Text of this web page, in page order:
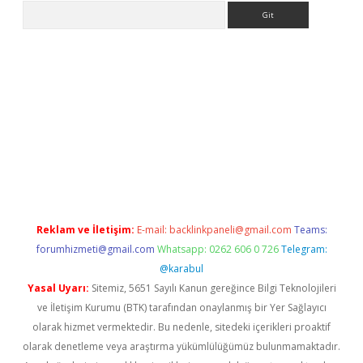
Reklam ve İletişim: E-mail: backlinkpaneli@gmail.com Teams:
forumhizmeti@gmail.com Whatsapp: 0262 606 0 726 Telegram:
@karabul
Yasal Uyarı: Sitemiz, 5651 Sayılı Kanun gereğince Bilgi Teknolojileri
ve İletişim Kurumu (BTK) tarafından onaylanmış bir Yer Sağlayıcı
olarak hizmet vermektedir. Bu nedenle, sitedeki içerikleri proaktif
olarak denetleme veya araştırma yükümlülüğümüz bulunmamaktadır.